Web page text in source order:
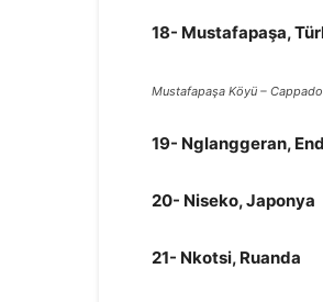
18- Mustafapaşa,
Mustafapaşa Köyü –
19- Nglanggeran,
20- Niseko, Japonya
21- Nkotsi, Ruanda